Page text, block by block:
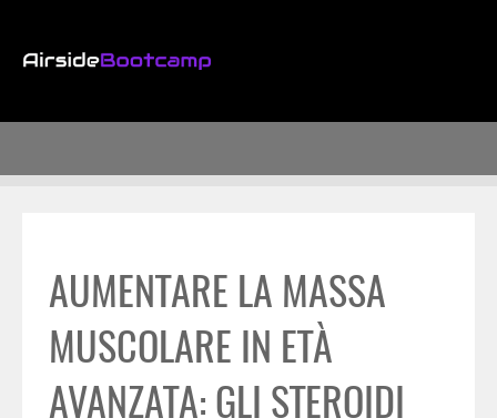
AUMENTARE LA MASSA
MUSCOLARE IN ETÀ
AVANZATA: GLI STEROIDI